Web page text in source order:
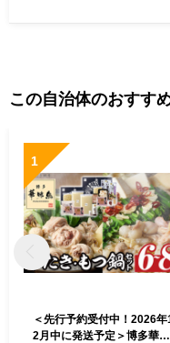
この自治体のおすす
1
＜先行予約受付中！2026年
2月中に発送予定＞博多華味